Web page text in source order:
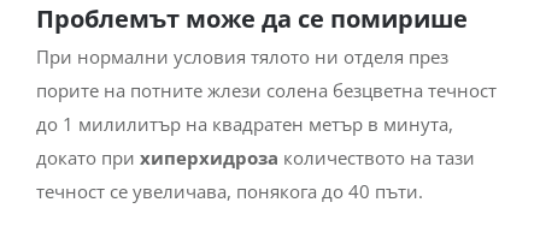
Проблемът може да се помирише
При нормални условия тялото ни отделя през
порите на потните жлези солена безцветна течност
до 1 милилитър на квадратен метър в минута,
докато при хиперхидроза количеството на тази
течност се увеличава, понякога до 40 пъти.